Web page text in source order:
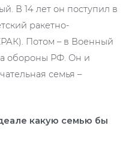
В 14 лет он поступил в
ракетно-
Потом – в Военный
обороны РФ. Он и
семья –
какую семью бы